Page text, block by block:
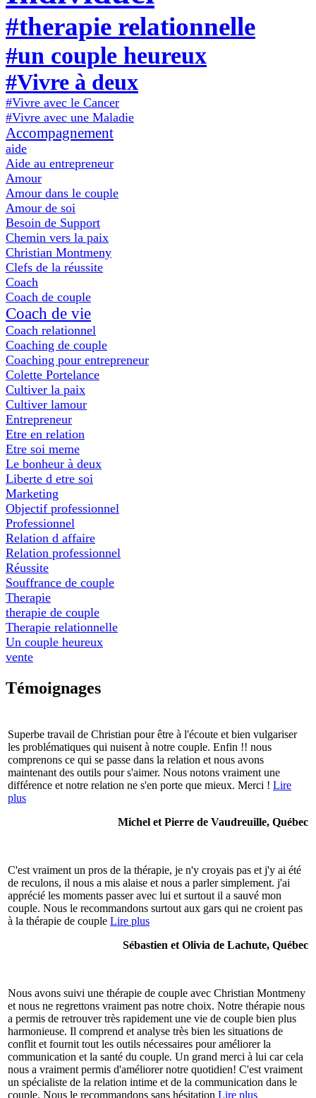
#therapie relationnelle
#un couple heureux
#Vivre à deux
#Vivre avec le Cancer
#Vivre avec une Maladie
Accompagnement
aide
Aide au entrepreneur
Amour
Amour dans le couple
Amour de soi
Besoin de Support
Chemin vers la paix
Christian Montmeny
Clefs de la réussite
Coach
Coach de couple
Coach de vie
Coach relationnel
Coaching de couple
Coaching pour entrepreneur
Colette Portelance
Cultiver la paix
Cultiver lamour
Entrepreneur
Etre en relation
Etre soi meme
Le bonheur à deux
Liberte d etre soi
Marketing
Objectif professionnel
Professionnel
Relation d affaire
Relation professionnel
Réussite
Souffrance de couple
Therapie
therapie de couple
Therapie relationnelle
Un couple heureux
vente
Témoignages
Superbe travail de Christian pour être à l'écoute et bien vulgariser
les problématiques qui nuisent à notre couple. Enfin !! nous
comprenons ce qui se passe dans la relation et nous avons
maintenant des outils pour s'aimer. Nous notons vraiment une
différence et notre relation ne s'en porte que mieux. Merci ! Lire
plus
Michel et Pierre de Vaudreuille, Québec
C'est vraiment un pros de la thérapie, je n'y croyais pas et j'y ai été
de reculons, il nous a mis alaise et nous a parler simplement. j'ai
apprécié les moments passer avec lui et surtout il a sauvé mon
couple. Nous le recommandons surtout aux gars qui ne croient pas
à la thérapie de couple Lire plus
Sébastien et Olivia de Lachute, Québec
Nous avons suivi une thérapie de couple avec Christian Montmeny
et nous ne regrettons vraiment pas notre choix. Notre thérapie nous
a permis de retrouver très rapidement une vie de couple bien plus
harmonieuse. Il comprend et analyse très bien les situations de
conflit et fournit tout les outils nécessaires pour améliorer la
communication et la santé du couple. Un grand merci à lui car cela
nous a vraiment permis d'améliorer notre quotidien! C'est vraiment
un spécialiste de la relation intime et de la communication dans le
couple. Nous le recommandons sans hésitation Lire plus